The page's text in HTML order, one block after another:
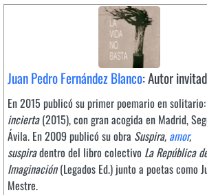
Juan Pedro Fernández Blanco: Autor
En 2015 publicó su primer poemario en solitario:
incierta(2015), con gran acogida en Madrid,
Ávila. En 2009 publicó su obra Suspira, amor,
suspiradentro del libro colectivo La República
Imaginación(Legados Ed.) junto a poetas como
Mestre.